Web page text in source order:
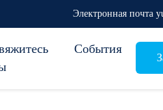
Электронная почта
События